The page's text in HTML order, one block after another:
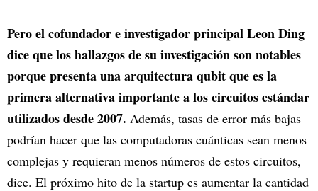
Pero el cofundador e investigador principal Leon Ding
dice que los hallazgos de su investigación son notables
porque presenta una arquitectura qubit que es la
primera alternativa importante a los circuitos estándar
utilizados desde 2007. Además, tasas de error más bajas
podrían hacer que las computadoras cuánticas sean menos
complejas y requieran menos números de estos circuitos,
dice. El próximo hito de la startup es aumentar la cantidad